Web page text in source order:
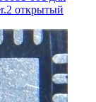
открытый